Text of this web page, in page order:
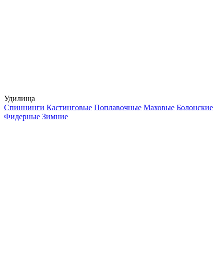
Удилища
Спиннинги Кастинговые Поплавочные Маховые Болонские
Фидерные Зимние